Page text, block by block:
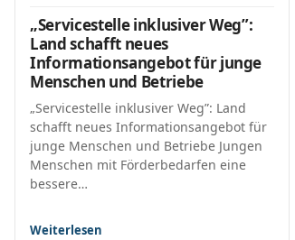
„Servicestelle inklusiver Weg”:
Land schafft neues
Informationsangebot für junge
Menschen und Betriebe
„Servicestelle inklusiver Weg”: Land
schafft neues Informationsangebot für
junge Menschen und Betriebe Jungen
Menschen mit Förderbedarfen eine
bessere…
Weiterlesen